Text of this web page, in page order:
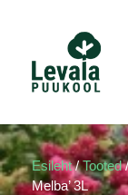
Esileht/Tooted
Melba’ 3L